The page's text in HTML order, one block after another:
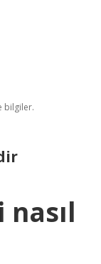
bilgiler.